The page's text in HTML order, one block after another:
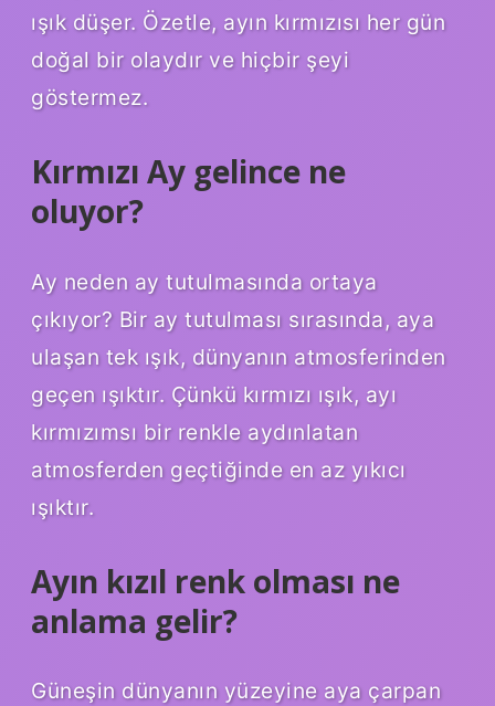
ışık düşer. Özetle, ayın kırmızısı her gün
doğal bir olaydır ve hiçbir şeyi
göstermez.
Kırmızı Ay gelince ne
oluyor?
Ay neden ay tutulmasında ortaya
çıkıyor? Bir ay tutulması sırasında, aya
ulaşan tek ışık, dünyanın atmosferinden
geçen ışıktır. Çünkü kırmızı ışık, ayı
kırmızımsı bir renkle aydınlatan
atmosferden geçtiğinde en az yıkıcı
ışıktır.
Ayın kızıl renk olması ne
anlama gelir?
Güneşin dünyanın yüzeyine aya çarpan